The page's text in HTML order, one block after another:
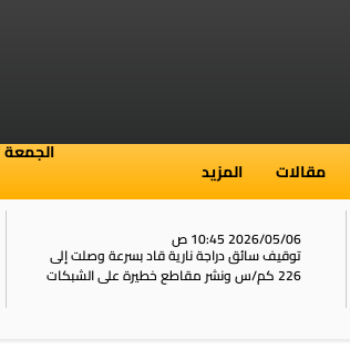
مقالات المزيد
الجمعة 7 أغسطس 2026
2026/05/06 10:45 ص
توقيف سائق دراجة نارية قاد بسرعة وصلت إلى
226 كم/س ونشر مقاطع خطيرة على الشبكات